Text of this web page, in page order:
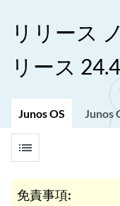
リリース
リース
Junos OS Junos
list
免責事項: